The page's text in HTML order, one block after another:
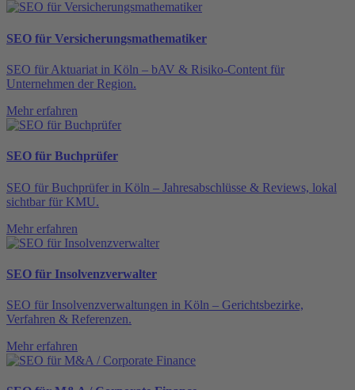
SEO für Versicherungsmathematiker
SEO für Aktuariat in Köln – bAV & Risiko-Content für
Unternehmen der Region.
Mehr erfahren
SEO für Buchprüfer
SEO für Buchprüfer in Köln – Jahresabschlüsse & Reviews, lokal
sichtbar für KMU.
Mehr erfahren
SEO für Insolvenzverwalter
SEO für Insolvenzverwaltungen in Köln – Gerichtsbezirke,
Verfahren & Referenzen.
Mehr erfahren